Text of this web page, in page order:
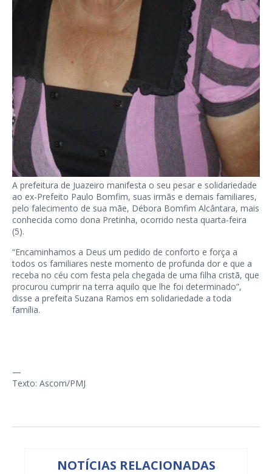
A prefeitura de Juazeiro manifesta o seu pesar e solidariedade
ao ex-Prefeito Paulo Bomfim, suas irmãs e demais familiares,
pelo falecimento de sua mãe, Débora Bomfim Alcântara, mais
conhecida como dona Pretinha, ocorrido nesta quarta-feira
(5).
“Encaminhamos a Deus um pedido de conforto e força a
todos os familiares neste momento de profunda dor e que a
receba no céu com festa pela chegada de uma filha cristã, que
procurou cumprir na terra aquilo que lhe foi determinado”,
disse a prefeita Suzana Ramos em solidariedade a toda
família.
—
Texto: Ascom/PMJ
NOTÍCIAS RELACIONADAS